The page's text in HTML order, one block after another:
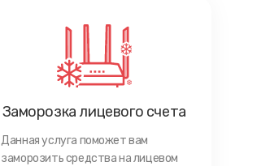
Заморозка лицевого счета
Данная услуга поможет вам
заморозить средства на лицевом